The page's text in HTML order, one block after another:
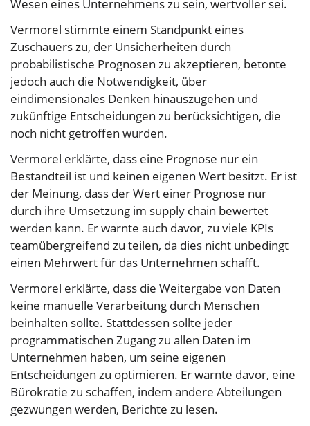
Wesen eines Unternehmens zu sein, wertvoller sei.
Vermorel stimmte einem Standpunkt eines
Zuschauers zu, der Unsicherheiten durch
probabilistische Prognosen zu akzeptieren, betonte
jedoch auch die Notwendigkeit, über
eindimensionales Denken hinauszugehen und
zukünftige Entscheidungen zu berücksichtigen, die
noch nicht getroffen wurden.
Vermorel erklärte, dass eine Prognose nur ein
Bestandteil ist und keinen eigenen Wert besitzt. Er ist
der Meinung, dass der Wert einer Prognose nur
durch ihre Umsetzung im supply chain bewertet
werden kann. Er warnte auch davor, zu viele KPIs
teamübergreifend zu teilen, da dies nicht unbedingt
einen Mehrwert für das Unternehmen schafft.
Vermorel erklärte, dass die Weitergabe von Daten
keine manuelle Verarbeitung durch Menschen
beinhalten sollte. Stattdessen sollte jeder
programmatischen Zugang zu allen Daten im
Unternehmen haben, um seine eigenen
Entscheidungen zu optimieren. Er warnte davor, eine
Bürokratie zu schaffen, indem andere Abteilungen
gezwungen werden, Berichte zu lesen.